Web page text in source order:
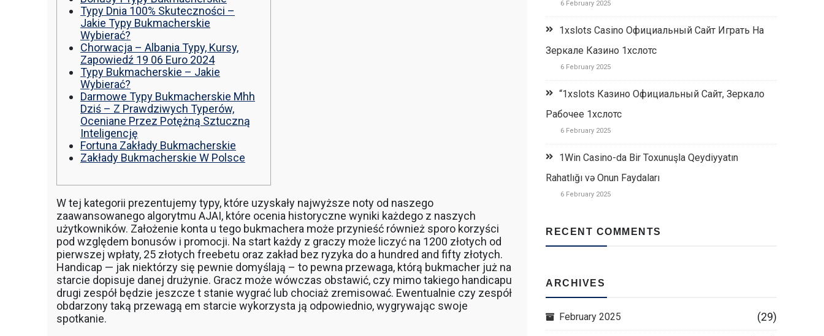
Typy Dnia 100% Skuteczności –
Jakie Typy Bukmacherskie
Wybierać?
Chorwacja – Albania Typy, Kursy,
Zapowiedź 19 06 Euro 2024
Typy Bukmacherskie – Jakie
Wybierać?
Darmowe Typy Bukmacherskie Mhh
Dziś – Z Prawdziwych Typerów,
Oceniane Przez Potężną Sztuczną
Inteligencję
Fortuna Zakłady Bukmacherskie
Zakłady Bukmacherskie W Polsce
W tej kategorii prezentujemy typy, które uzyskały najwyższe noty od naszego
zaawansowanego algorytmu AJAI, które ocenia historyczne wyniki każdego z naszych
użytkowników. Założenie konta u tego bukmachera może przynieść również sporo korzyści
pod względem bonusów i promocji. Na start każdy z graczy może liczyć na 1200 złotych od
pierwszej wpłaty, 25 złotych freebetu oraz zakład bez ryzyka do a hundred and fifty złotych.
Handicap — jak niektórzy się pewnie domyślają – to pewna przewaga, którą bukmacher już na
starcie dopisuje danej drużynie. Gracz może wówczas obstawić, czy mimo takiego handicapu
drugi zespół będzie jeszcze t stanie wygrać lub chociaż zremisować. Ewentualnie czy zespół
obdarzony taką przewagą em starcie wykorzysta ją odpowiednio, wygrywając swoje
spotkanie.
6 February 2025
1xslots Casino Официальный Сайт Играть На
Зеркале Казино 1хслотс
6 February 2025
“1xslots Казино Официальный Сайт, Зеркало
Рабочее 1хслотс
6 February 2025
1Win Casino-da Bir Toxunuşla Qeydiyyatın
Rahatlığı və Onun Faydaları
6 February 2025
RECENT COMMENTS
ARCHIVES
February 2025 (29)